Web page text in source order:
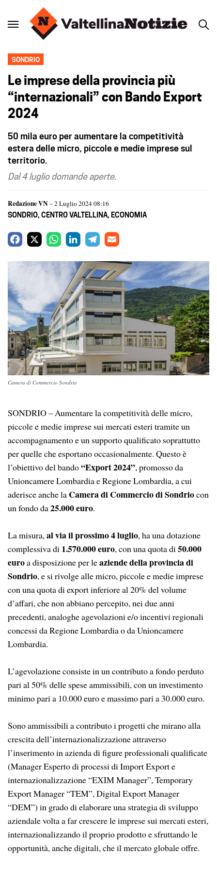
SONDRIO
Le imprese della provincia più
“internazionali” con Bando Export
2024
50 mila euro per aumentare la competitività
estera delle micro, piccole e medie imprese sul
territorio.
Dal 4 luglio domande aperte.
Redazione VN– 2 Luglio 2024 08:16
SONDRIO, CENTRO VALTELLINA, ECONOMIA
c
b
o
o
k
s
A
p
p
n
k
e
d
l
e
g
r
a
m
a
i
l
Camera di Commercio Sondrio
SONDRIO –Aumentare la competitività delle micro,
piccole e medie imprese sui mercati esteri tramite un
accompagnamento e un supporto qualificato soprattutto
per quelle che esportano occasionalmente. Questo è
l’obiettivo del bando“Export 2024”, promosso da
Unioncamere Lombardia e Regione Lombardia, a cui
aderisce anche la Camera di Commercio di Sondriocon
un fondo da25.000 euro.
La misura,al via il prossimo 4 luglio, ha una dotazione
complessiva di 1.570.000 euro, con una quota di50.000
euroa disposizione per leaziende della provincia di
Sondrio, e si rivolge alle micro, piccole e medie imprese
con una quota di export inferiore al 20% del volume
d’affari, che non abbiano percepito, nei due anni
precedenti, analoghe agevolazioni e/o incentivi regionali
concessi da Regione Lombardia o da Unioncamere
Lombardia.
L’agevolazione consiste in un contributo a fondo perduto
pari al 50% delle spese ammissibili, con un investimento
minimo pari a 10.000 euro e massimo pari a 30.000 euro.
Sono ammissibili a contributo i progetti che mirano alla
crescita dell’internazionalizzazione attraverso
l’inserimento in azienda di figure professionali qualificate
(Manager Esperto di processi di Import Export e
internazionalizzazione “EXIM Manager”, Temporary
Export Manager “TEM”, Digital Export Manager
“DEM”) in grado di elaborare una strategia di sviluppo
aziendale volta a far crescere le imprese sui mercati esteri,
internazionalizzando il proprio prodotto e sfruttando le
opportunità, anche digitali, che il mercato globale offre.